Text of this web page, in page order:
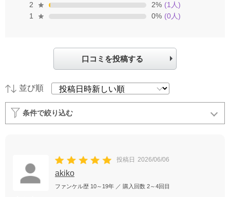
2
2% (1 人)
1
0% (0人)
口コミを投稿する
並び順
条件で絞り込む
投稿日 2026/06/06
akiko
ファンケル歴 10～19年 ／ 購入回数 2～4回目